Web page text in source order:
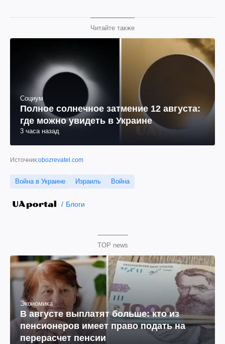
Читайте также
Социум
Полное солнечное затмение 12 августа:
где можно увидеть в Украине
3 часа назад
Источник:obozrevatel.com
Война в Украине Израиль Война
Блоги
TOP news
Экономика
В августе выплатят больше: кто из
пенсионеров имеет право подать на
перерасчет пенсии